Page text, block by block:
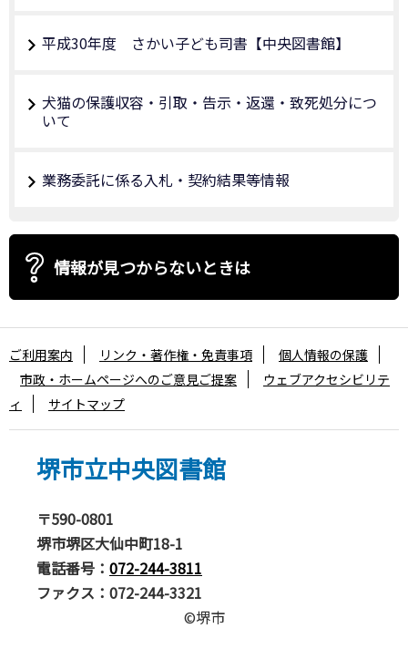
平成30年度 さかい子ども司書【中央図書館】
犬猫の保護収容・引取・告示・返還・致死処分につ
いて
業務委託に係る入札・契約結果等情報
情報が見つからないときは
堺市立中央図書館
〒590-0801
堺市堺区大仙中町18-1
電話番号： 072-244-3811
ファクス：072-244-3321
ご利用案内 リンク・著作権・免責事項
個人情報の保護
市政・ホームページへのご意見ご提案
ウェブアクセシビリテ
ィ
サイトマップ
©堺市